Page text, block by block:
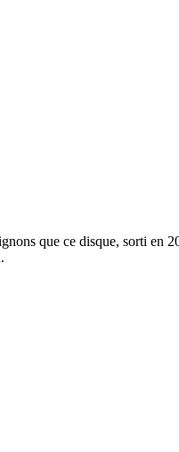
que ce disque, sorti en